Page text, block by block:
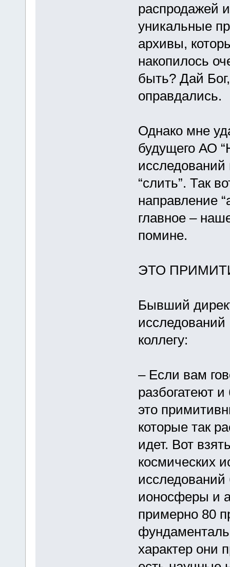
распродажей
уникальные
архивы,
накопилось
быть? Дай
оправдались.
Однако мне
будущего АО
исследований
“слить”. Так
направление
главное –
помине.
ЭТО
Бывший
коллегу:
– Если вам
разбогатеют
это
которые так
идет. Вот
космических
исследований
ионосферы и
примерно 80
характер они